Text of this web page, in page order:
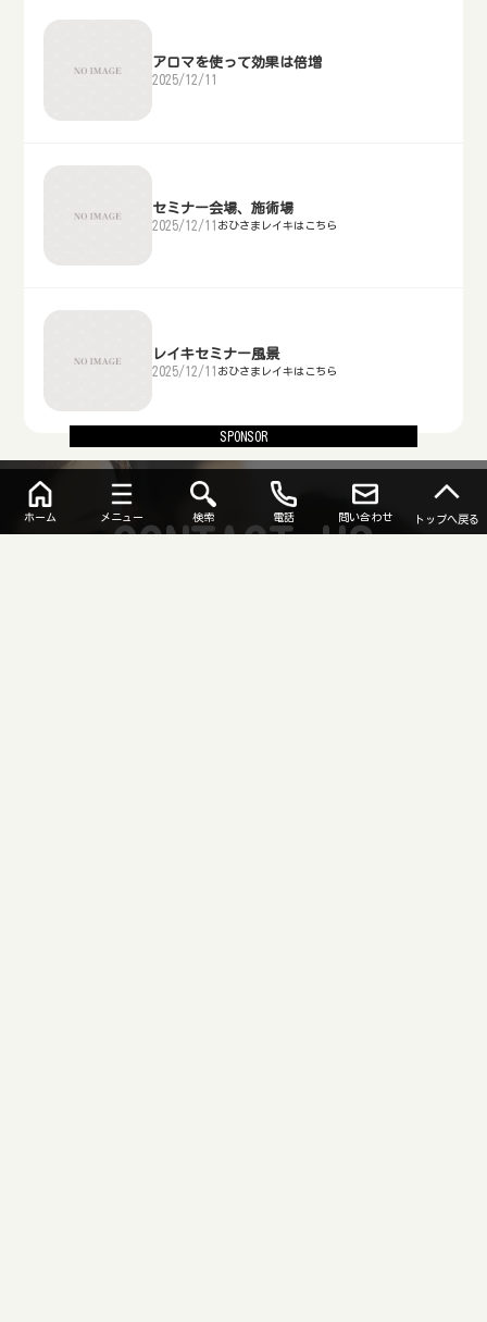
アロマを使って効果は倍増
2025/12/11
セミナー会場、施術場
2025/12/11 おひさまレイキはこちら
レイキセミナー風景
2025/12/11 おひさまレイキはこちら
CONTACT US
ホーム メニュー 検索 電話 問い合わせ トップへ戻る
SPONSOR